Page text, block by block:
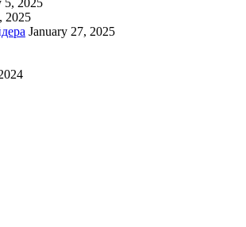
5, 2025
2025
January 27, 2025